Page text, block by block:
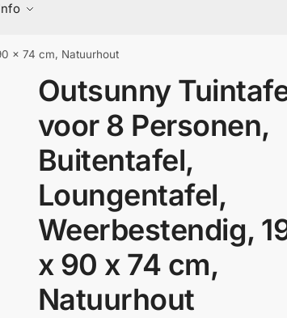
x 74 cm, Natuurhout
Outsunny
voor 8 Personen,
Buitentafel,
Loungentafel,
Weerbestendig,
x 90 x 74 cm,
Natuurhout